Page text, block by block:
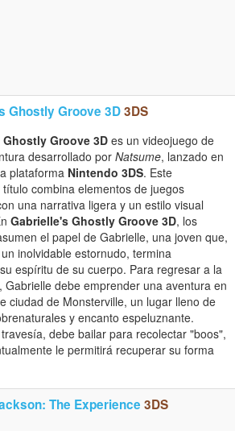
Ghostly Groove 3D3DS
Groove 3D es un videojuego de
desarrollado por Natsume, lanzado en
plataforma Nintendo 3DS. Este
combina elementos de juegos
una narrativa ligera y un estilo visual
Gabrielle's Ghostly Groove 3D, los
el papel de Gabrielle, una joven que,
inolvidable estornudo, termina
espíritu de su cuerpo. Para regresar a la
Gabrielle debe emprender una aventura en
ciudad de Monsterville, un lugar lleno de
y encanto espeluznante.
debe bailar para recolectar "boos",
le permitirá recuperar su forma
The Experience 3DS